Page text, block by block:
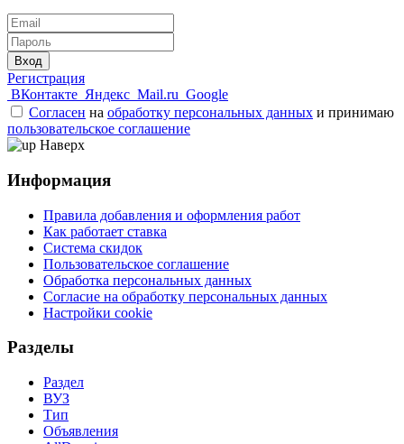
Вход
Регистрация
ВКонтакте Яндекс Mail.ru Google
Согласен на обработку персональных данных и принимаю
пользовательское соглашение
Наверх
Информация
Правила добавления и оформления работ
Как работает ставка
Система скидок
Пользовательское соглашение
Обработка персональных данных
Согласие на обработку персональных данных
Настройки cookie
Разделы
Раздел
ВУЗ
Тип
Объявления